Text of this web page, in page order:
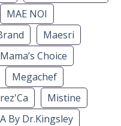
MAE NOI
Maesri
Mama’s Choice
Megachef
Mistine
By Dr.Kingsley